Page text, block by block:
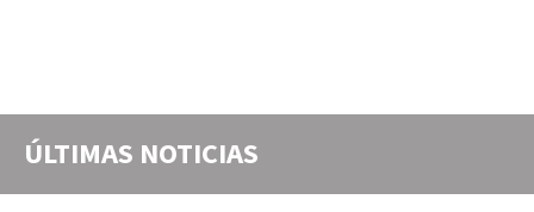
ÚLTIMAS NOTICIAS